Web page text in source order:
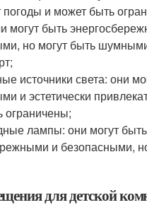
погоды и может быть
могут быть
но могут быть
источники света: они
и эстетически
ограничены;
лампы: они могут быть
и безопасными,
для детской